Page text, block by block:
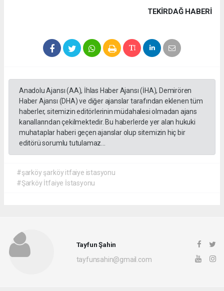
TEKIRDAĞ HABERİ
Anadolu Ajansı (AA), İhlas Haber Ajansı (İHA), Demirören
Haber Ajansı (DHA) ve diğer ajanslar tarafından eklenen tüm
haberler, sitemizin editörlerinin müdahalesi olmadan ajans
kanallarından çekilmektedir. Bu haberlerde yer alan hukuki
muhataplar haberi geçen ajanslar olup sitemizin hiç bir
editörü sorumlu tutulamaz...
#şarköy şarköy itfaiye istasyonu
#Şarköy İtfaiye İstasyonu
Tayfun Şahin
tayfunsahin@gmail.com